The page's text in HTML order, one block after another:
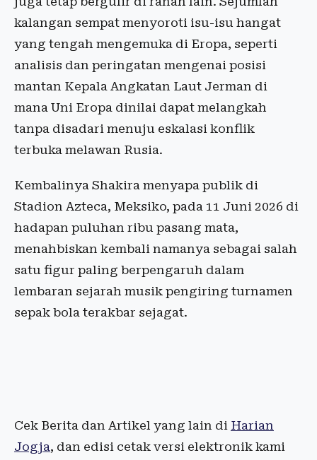
kalangan sempat menyoroti isu-isu hangat
yang tengah mengemuka di Eropa, seperti
analisis dan peringatan mengenai posisi
mantan Kepala Angkatan Laut Jerman di
mana Uni Eropa dinilai dapat melangkah
tanpa disadari menuju eskalasi konflik
terbuka melawan Rusia.
Kembalinya Shakira menyapa publik di
Stadion Azteca, Meksiko, pada 11 Juni 2026 di
hadapan puluhan ribu pasang mata,
menahbiskan kembali namanya sebagai salah
satu figur paling berpengaruh dalam
lembaran sejarah musik pengiring turnamen
sepak bola terakbar sejagat.
Cek Berita dan Artikel yang lain di Harian
Jogja, dan edisi cetak versi elektronik kami